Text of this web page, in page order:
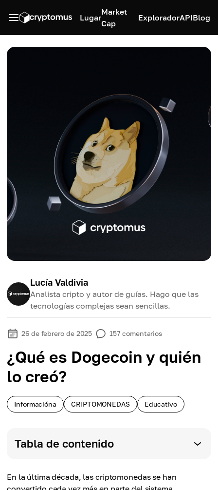
Lugar
Market
Cap
ExploradorAPIBlog
Lucía Valdivia
Analista cripto y autor de guías. Hago que las
tecnologías complejas sean sencillas.
26 de febrero de 2025 157 comentarios
¿Qué es Dogecoin y quién
lo creó?
Informacióna CRIPTOMONEDAS Educativo
Tabla de contenido
En la última década, las criptomonedas se han